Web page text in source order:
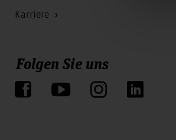
Karriere
Folgen Sie uns